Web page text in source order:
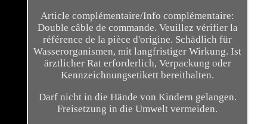
Article complémentaire/Info complémentaire:
Double câble de commande. Veuillez vérifier la
référence de la pièce d'origine. Schädlich für
Wasserorganismen, mit langfristiger Wirkung. Ist
ärztlicher Rat erforderlich, Verpackung oder
Kennzeichnungsetikett bereithalten.
Darf nicht in die Hände von Kindern gelangen.
Freisetzung in die Umwelt vermeiden.